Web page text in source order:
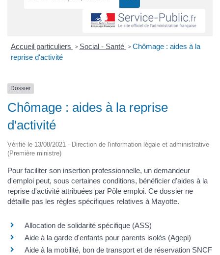
Accueil particuliers > Social - Santé > Chômage : aides à la
reprise d'activité
Dossier
Chômage : aides à la reprise
d'activité
Vérifié le 13/08/2021 - Direction de l'information légale et administrative
(Première ministre)
Pour faciliter son insertion professionnelle, un demandeur
d'emploi peut, sous certaines conditions, bénéficier d'aides à la
reprise d'activité attribuées par Pôle emploi. Ce dossier ne
détaille pas les règles spécifiques relatives à Mayotte.
Allocation de solidarité spécifique (ASS)
Aide à la garde d'enfants pour parents isolés (Agepi)
Aide à la mobilité, bon de transport et de réservation SNCF